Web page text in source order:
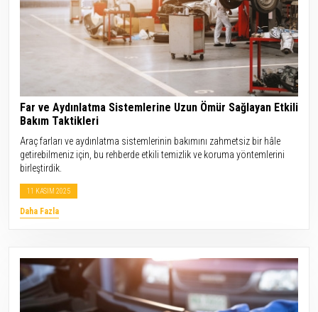
Far ve Aydınlatma Sistemlerine Uzun Ömür Sağlayan Etkili
Bakım Taktikleri
Araç farları ve aydınlatma sistemlerinin bakımını zahmetsiz bir hâle
getirebilmeniz için, bu rehberde etkili temizlik ve koruma yöntemlerini
birleştirdik.
11 KASIM 2025
Daha Fazla